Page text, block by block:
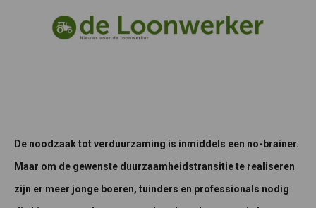
De noodzaak tot verduurzaming is inmiddels een no-brainer.
Maar om de gewenste duurzaamheidstransitie te realiseren
zijn er meer jonge boeren, tuinders en professionals nodig